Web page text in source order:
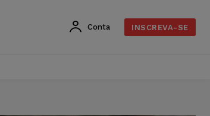
Conta INSCREVA-SE